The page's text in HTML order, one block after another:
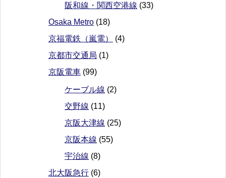
阪和線・関西空港線 (33)
Osaka Metro (18)
京福電鉄（嵐電）
(4)
京都市交通局 (1)
京阪電車 (99)
ケーブル線 (2)
交野線 (11)
京阪大津線 (25)
京阪本線 (55)
宇治線 (8)
北大阪急行 (6)